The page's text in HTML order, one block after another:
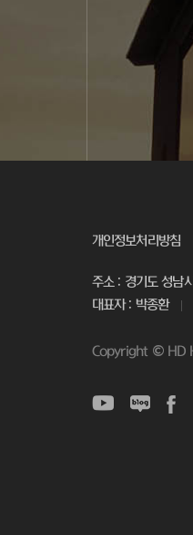
개인정보처리방침
주소 : 경기도 성남
대표자 : 박종환
Copyright © HD